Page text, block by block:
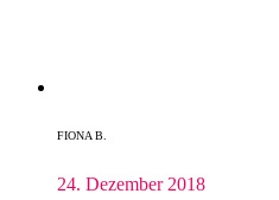
FIONA B.
24. Dezember 2018